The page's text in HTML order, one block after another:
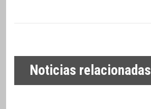
Noticias relacionadas